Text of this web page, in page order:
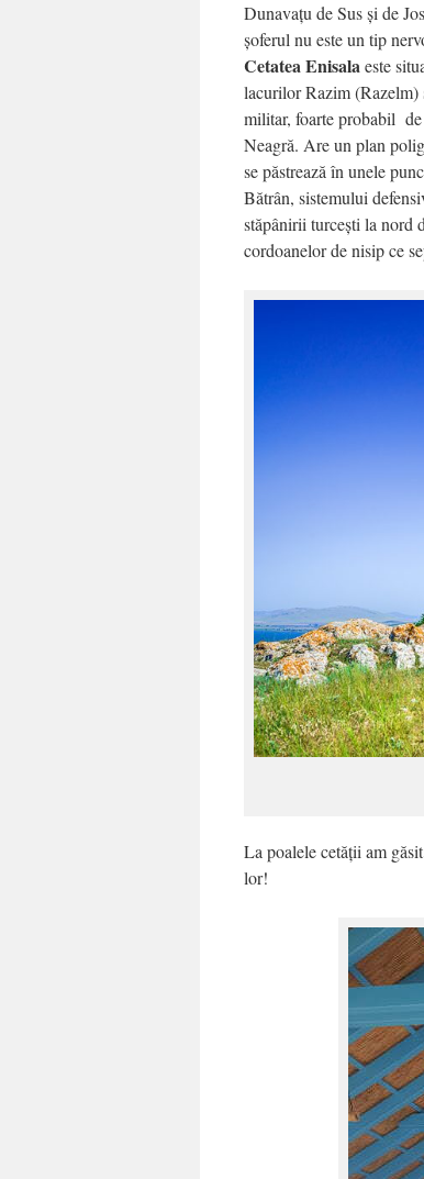
Dunavațu de Sus și de
șoferul nu este un tip
Cetatea Enisalaeste
lacurilor Razim (Razelm)
militar, foarte probabil
Neagră. Are un plan
se păstrează în unele
Bătrân, sistemului
stăpânirii turcești la nord
cordoanelor de nisip ce
La poalele cetății am
lor!